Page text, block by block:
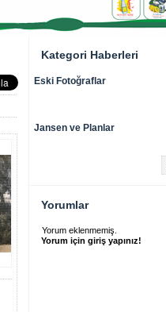
Kategori Haberleri
Eski Fotoğraflar
Jansen ve Planlar
Yorumlar
Yorum eklenmemiş.
Yorum için giriş yapınız!